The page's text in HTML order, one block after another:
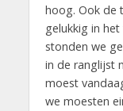
hoog. Ook de
gelukkig in
stonden we
in de ranglijst
moest
we moesten